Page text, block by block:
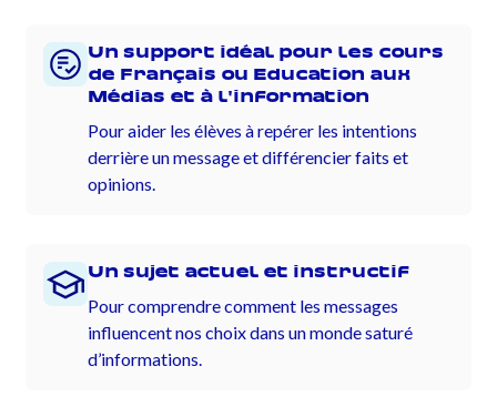
Un support idéal pour les cours
de Français ou Education aux
Médias et à l'information
Pour aider les élèves à repérer les intentions
derrière un message et différencier faits et
opinions.
Un sujet actuel et instructif
Pour comprendre comment les messages
influencent nos choix dans un monde saturé
d’informations.